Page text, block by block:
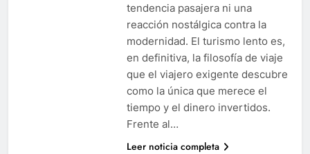
tendencia pasajera ni una
reacción nostálgica contra la
modernidad. El turismo lento es,
en definitiva, la filosofía de viaje
que el viajero exigente descubre
como la única que merece el
tiempo y el dinero invertidos.
Frente al…
Leer noticia completa